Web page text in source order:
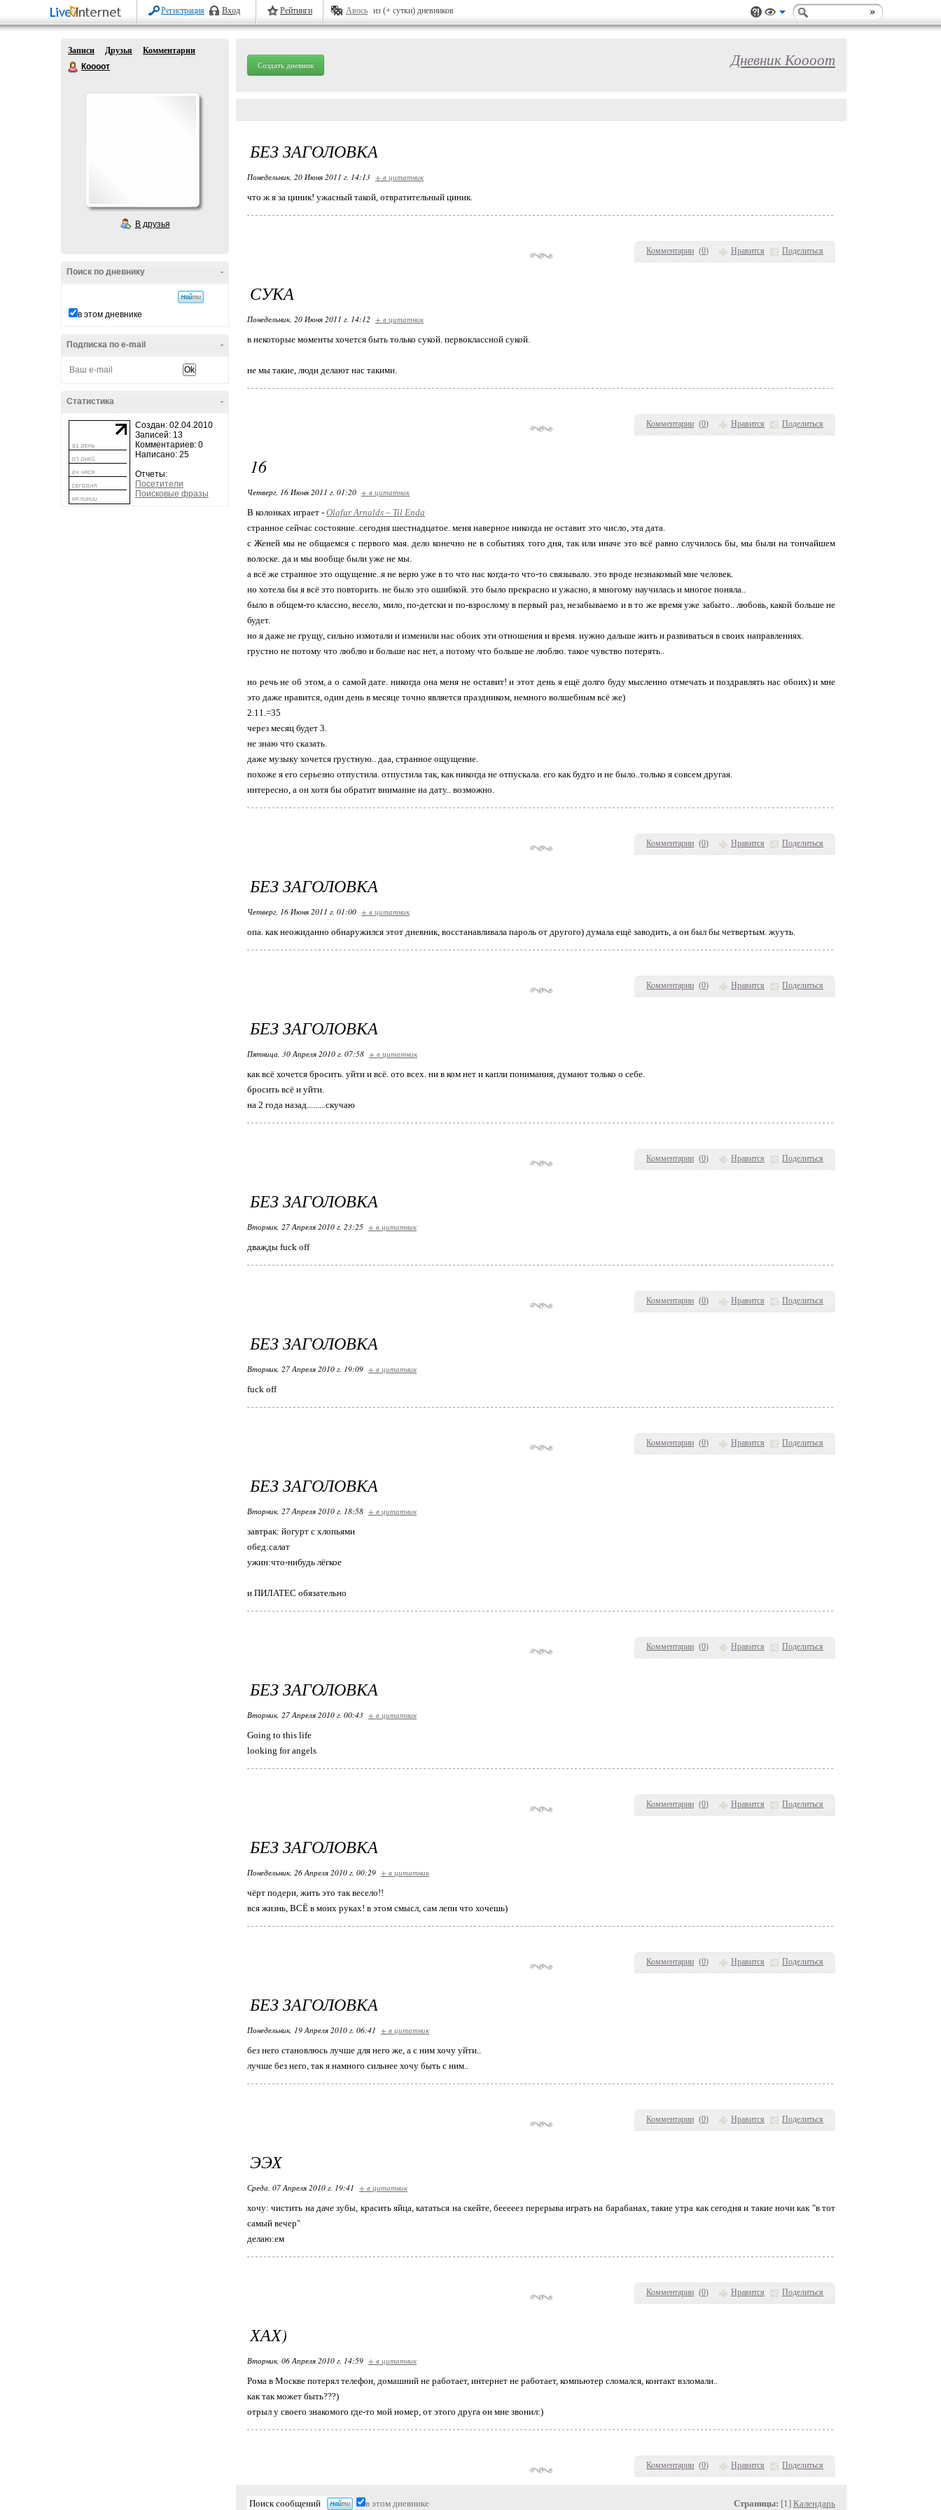
Регистрация Вход Рейтинги Авось из (+ сутки) дневников
Записи Друзья
Комментарии
Коооот
В друзья
-
Поиск по дневнику
в этом дневнике
-
Подписка по e-mail
-
Статистика
Создан: 02.04.2010
Записей: 13
Комментариев: 0
Написано: 25
Отчеты:
Посетители
Поисковые фразы
Создать дневник Дневник Коооот
Комментарии (0) Нравится Поделиться
БЕЗ ЗАГОЛОВКА
Понедельник, 20 Июня 2011 г. 14:13 + в цитатник
что ж я за циник! ужасный такой, отвратительный циник.
Комментарии (0) Нравится Поделиться
СУКА
Понедельник, 20 Июня 2011 г. 14:12 + в цитатник
в некоторые моменты хочется быть только сукой. первоклассной сукой.
не мы такие, люди делают нас такими.
Комментарии (0) Нравится Поделиться
16
Четверг, 16 Июня 2011 г. 01:20 + в цитатник
В колонках играет - Оlafur Arnalds – Til Enda
странное сейчас состояние..сегодня шестнадцатое. меня наверное никогда не оставит это число, эта дата.
с Женей мы не общаемся с первого мая. дело конечно не в событиях того дня, так или иначе это всё равно случилось бы, мы были на тончайшем
волоске. да и мы вообще были уже не мы.
а всё же странное это ощущение..я не верю уже в то что нас когда-то что-то связывало. это вроде незнакомый мне человек.
но хотела бы я всё это повторить. не было это ошибкой. это было прекрасно и ужасно, я многому научилась и многое поняла..
было в общем-то классно, весело, мило, по-детски и по-взрослому в первый раз, незабываемо и в то же время уже забыто.. любовь, какой больше не
будет.
но я даже не грущу, сильно измотали и изменили нас обоих эти отношения и время. нужно дальше жить и развиваться в своих направлениях.
грустно не потому что люблю и больше нас нет, а потому что больше не люблю. такое чувство потерять..
но речь не об этом, а о самой дате. никогда она меня не оставит! и этот день я ещё долго буду мысленно отмечать и поздравлять нас обоих) и мне
это даже нравится, один день в месяце точно является праздником, немного волшебным всё же)
2.11.=35
через месяц будет 3.
не знаю что сказать.
даже музыку хочется грустную.. даа, странное ощущение.
похоже я его серьезно отпустила. отпустила так, как никогда не отпускала. его как будто и не было..только я совсем другая.
интересно, а он хотя бы обратит внимание на дату.. возможно.
Комментарии (0) Нравится Поделиться
БЕЗ ЗАГОЛОВКА
Четверг, 16 Июня 2011 г. 01:00 + в цитатник
опа. как неожиданно обнаружился этот дневник, восстанавливала пароль от другого) думала ещё заводить, а он был бы четвертым. жууть.
Комментарии (0) Нравится Поделиться
БЕЗ ЗАГОЛОВКА
Пятница, 30 Апреля 2010 г. 07:58 + в цитатник
как всё хочется бросить. уйти и всё. ото всех. ни в ком нет и капли понимания, думают только о себе.
бросить всё и уйти.
на 2 года назад.........скучаю
Комментарии (0) Нравится Поделиться
БЕЗ ЗАГОЛОВКА
Вторник, 27 Апреля 2010 г. 23:25 + в цитатник
дважды fuck off
Комментарии (0) Нравится Поделиться
БЕЗ ЗАГОЛОВКА
Вторник, 27 Апреля 2010 г. 19:09 + в цитатник
fuck off
Комментарии (0) Нравится Поделиться
БЕЗ ЗАГОЛОВКА
Вторник, 27 Апреля 2010 г. 18:58 + в цитатник
завтрак: йогурт с хлопьями
обед:салат
ужин:что-нибудь лёгкое
и ПИЛАТЕС обязательно
Комментарии (0) Нравится Поделиться
БЕЗ ЗАГОЛОВКА
Вторник, 27 Апреля 2010 г. 00:43 + в цитатник
Going to this life
looking for angels
Комментарии (0) Нравится Поделиться
БЕЗ ЗАГОЛОВКА
Понедельник, 26 Апреля 2010 г. 00:29 + в цитатник
чёрт подери, жить это так весело!!
вся жизнь, ВСЁ в моих руках! в этом смысл, сам лепи что хочешь)
Комментарии (0) Нравится Поделиться
БЕЗ ЗАГОЛОВКА
Понедельник, 19 Апреля 2010 г. 06:41 + в цитатник
без него становлюсь лучше для него же, а с ним хочу уйти..
лучше без него, так я намного сильнее хочу быть с ним..
Комментарии (0) Нравится Поделиться
ЭЭХ
Среда, 07 Апреля 2010 г. 19:41 + в цитатник
хочу: чистить на даче зубы, красить яйца, кататься на скейте, бееееез перерыва играть на барабанах, такие утра как сегодня и такие ночи как "в тот
самый вечер"
делаю:ем
Комментарии (0) Нравится Поделиться
ХАХ)
Вторник, 06 Апреля 2010 г. 14:59 + в цитатник
Рома в Москве потерял телефон, домашний не работает, интернет не работает, компьютер сломался, контакт взломали..
как так может быть???)
отрыл у своего знакомого где-то мой номер, от этого друга он мне звонил:)
в этом дневнике Страницы: [1] Календарь